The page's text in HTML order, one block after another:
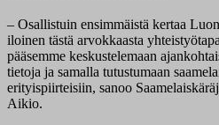
– Osallistuin ensimmäistä kertaa
iloinen tästä arvokkaasta
pääsemme keskustelemaan
tietoja ja samalla tutustumaan
erityispiirteisiin, sanoo
Aikio.